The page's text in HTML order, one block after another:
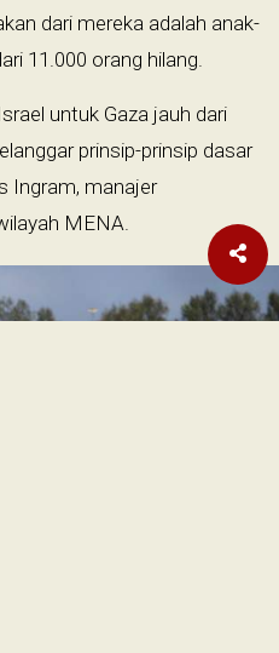
dari mereka adalah anak-
11.000 orang hilang.
untuk Gaza jauh dari
prinsip-prinsip dasar
Ingram, manajer
MENA.